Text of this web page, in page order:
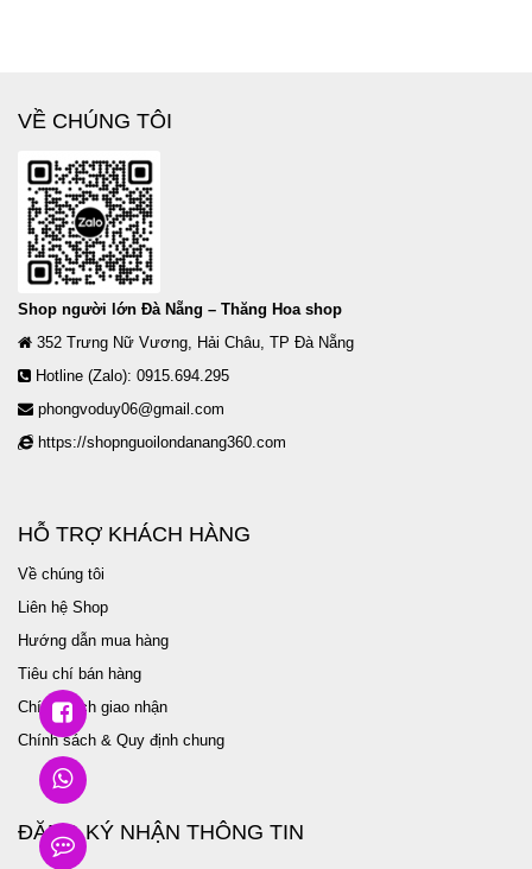
VỀ CHÚNG TÔI
Shop người lớn Đà Nẵng – Thăng Hoa shop
352 Trưng Nữ Vương, Hải Châu, TP Đà Nẵng
Hotline (Zalo): 0915.694.295
phongvoduy06@gmail.com
https://shopnguoilondanang360.com
HỖ TRỢ KHÁCH HÀNG
Về chúng tôi
Liên hệ Shop
Hướng dẫn mua hàng
Tiêu chí bán hàng
Chính sách giao nhận
Chính sách & Quy định chung
ĐĂNG KÝ NHẬN THÔNG TIN